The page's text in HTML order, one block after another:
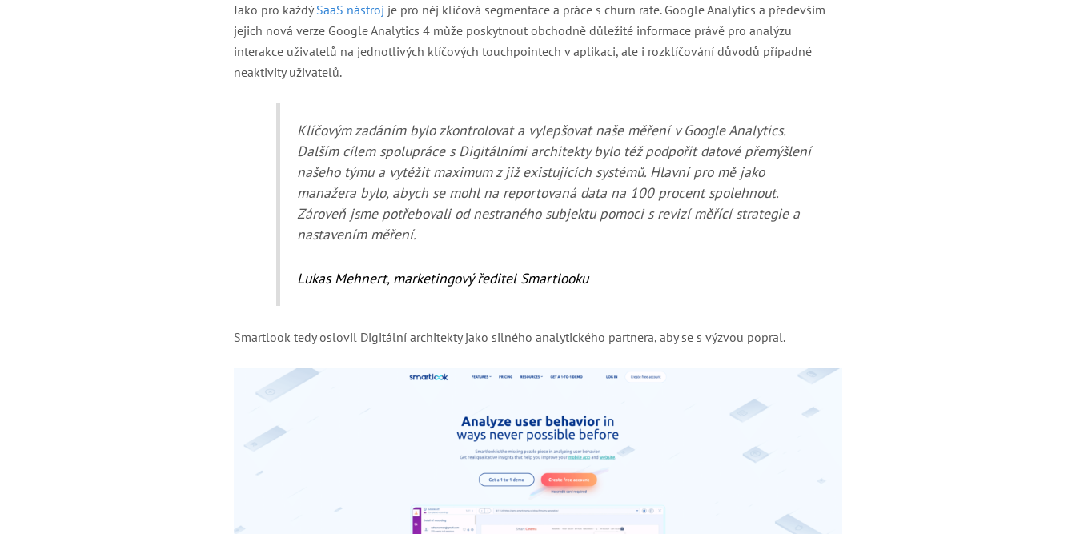
Jako pro každýSaaS nástroj je pro něj klíčová segmentace a práce s churn rate. Google Analytics a především
jejich nová verze Google Analytics 4 může poskytnout obchodně důležité informace právě pro analýzu
interakce uživatelů na jednotlivých klíčových touchpointech v aplikaci, ale i rozklíčování důvodů případné
neaktivity uživatelů.
Klíčovým zadáním bylo zkontrolovat a vylepšovat naše měření v Google Analytics.
Dalším cílem spolupráce s Digitálními architekty bylo též podpořit datové přemýšlení
našeho týmu a vytěžit maximum z již existujících systémů. Hlavní pro mě jako
manažera bylo, abych se mohl na reportovaná data na 100 procent spolehnout.
Zároveň jsme potřebovali od nestraného subjektu pomoci s revizí měřící strategie a
nastavením měření.
Lukas Mehnert, marketingový ředitel Smartlooku
Smartlook tedy oslovil Digitální architekty jako silného analytického partnera, aby se s výzvou popral.